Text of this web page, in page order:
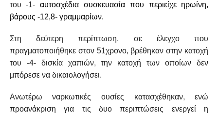
του -1-αυτοσχέδια συσκευασία που περιείχε ηρωίνη,
βάρους -12,8- γραμμαρίων.
Στη δεύτερη περίπτωση, σε έλεγχο που
πραγματοποιήθηκε στον 51χρονο, βρέθηκαν στην κατοχή
του -4- δισκία χαπιών, την κατοχή των οποίων δεν
μπόρεσε να δικαιολογήσει.
Ανωτέρω ναρκωτικές ουσίες κατασχέθηκαν, ενώ
προανάκριση για τις δυο περιπτώσεις ενεργεί η